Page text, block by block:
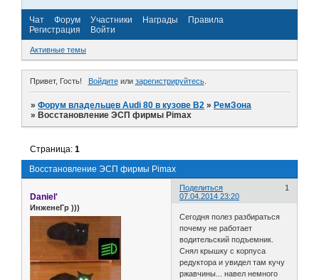
Чат Форум Участники Награды
Правила
Регистрация
Войти
Активные темы
Привет, Гость! Войдитеили зарегистрируйтесь.
»Форум владельцев Audi 80 в кузове В2 »РемЗона
»Восстановление ЭСП фирмы Pimax
Восстановление ЭСП фирмы Pimax
Страница:1
Поделиться
1
07.04.2014 23:20
Daniel'
ИнженеГр )))
Сегодня полез разбираться
почему не работает
водительский подъемник.
Снял крышку с корпуса
редуктора и увидел там кучу
ржавчины... навел немного